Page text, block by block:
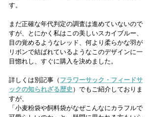
す。
まだ正確な年代判定の調査は進めていないので
すが、とにかく私はこの美しいスカイブルー、
目の覚めるようなレッド、何より柔らかな羽が
リボンで結ばれているようなこのデザインに一
目惚れし、すぐに購入を決めました。
詳しくは別記事（ フラワーサック・フィードサ
ックの知られざる歴史 ）でもご紹介しておりま
すが、
「小麦粉袋や飼料袋がなぜこんなにカラフルで